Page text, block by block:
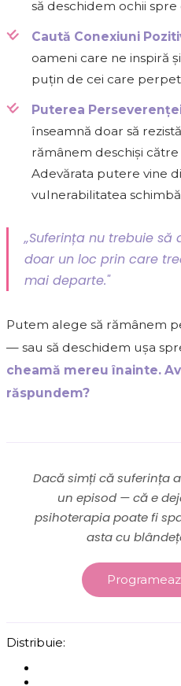
să deschidem ochii spre
Caută Conexiuni
oameni care ne inspiră
puțin de cei care
Puterea
înseamnă doar să
rămânem deschiși
Adevărata putere vine
vulnerabilitatea
„Suferința nu trebuie
doar un loc prin care
mai departe."
Putem alege să rămânem
— sau să deschidem ușa
cheamă mereu înainte.
răspundem?
Dacă simți că suferința
un episod — că e
psihoterapia poate fi
asta cu
Distribuie: